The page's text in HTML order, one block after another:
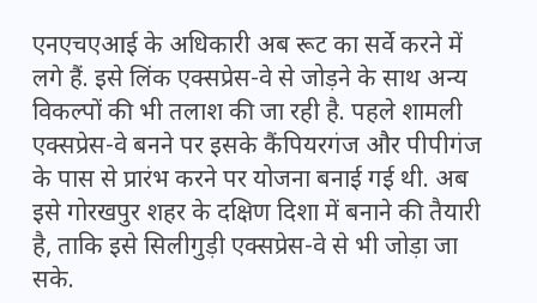
एनएचएआई के अधिकारी अब रूट का सर्वे करने में
लगे हैं. इसे लिंक एक्सप्रेस-वे से जोड़ने के साथ अन्य
विकल्पों की भी तलाश की जा रही है. पहले शामली
एक्सप्रेस-वे बनने पर इसके कैंपियरगंज और पीपीगंज
के पास से प्रारंभ करने पर योजना बनाई गई थी. अब
इसे गोरखपुर शहर के दक्षिण दिशा में बनाने की तैयारी
है, ताकि इसे सिलीगुड़ी एक्सप्रेस-वे से भी जोड़ा जा
सके.